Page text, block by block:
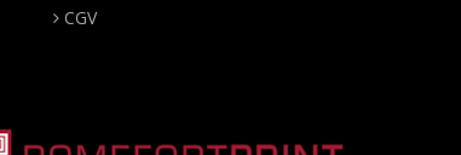
CGV